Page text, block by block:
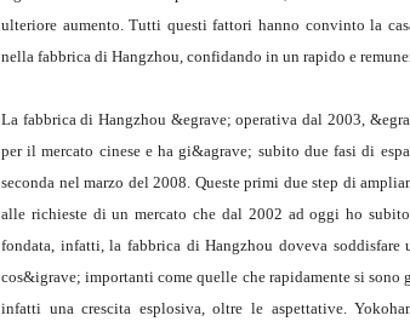
ulteriore aumento. Tutti questi fattori hanno convinto la
nella fabbrica di Hangzhou, confidando in un rapido e
La fabbrica di Hangzhou &egrave; operativa dal 2003,
per il mercato cinese e ha gi&agrave; subito due fasi di
seconda nel marzo del 2008. Queste primi due step di
alle richieste di un mercato che dal 2002 ad oggi ho
fondata, infatti, la fabbrica di Hangzhou doveva soddisfare
cos&igrave; importanti come quelle che rapidamente si
infatti una crescita esplosiva, oltre le aspettative.